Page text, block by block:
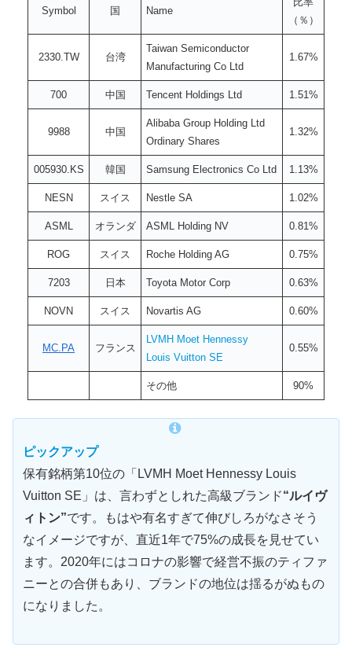
Symbol 国 Name
（％）
2330.TW 台湾
Taiwan Semiconductor
Manufacturing Co Ltd
1.67%
700 中国 Tencent Holdings Ltd 1.51%
9988 中国
Alibaba Group Holding Ltd
Ordinary Shares
1.32%
005930.KS 韓国 Samsung Electronics Co Ltd 1.13%
NESN スイス Nestle SA 1.02%
ASML オランダ ASML Holding NV 0.81%
ROG スイス Roche Holding AG 0.75%
7203 日本 Toyota Motor Corp 0.63%
NOVN スイス Novartis AG 0.60%
MC.PA フランス
LVMH Moet Hennessy
Louis Vuitton SE
0.55%
その他 90%
ピックアップ
保有銘柄第10位の「LVMH Moet Hennessy Louis
Vuitton SE」は、言わずとしれた高級ブランド“ルイヴ
ィトン”です。もはや有名すぎて伸びしろがなさそう
なイメージですが、直近1年で75%の成長を見せてい
ます。2020年にはコロナの影響で経営不振のティファ
ニーとの合併もあり、ブランドの地位は揺るがぬもの
になりました。